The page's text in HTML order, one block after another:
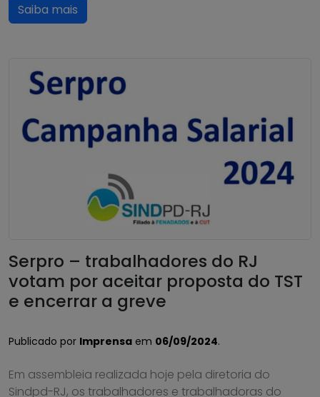
Saiba mais
Serpro – trabalhadores do RJ
votam por aceitar proposta do TST
e encerrar a greve
Publicado por Imprensa em 06/09/2024.
Em assembleia realizada hoje pela diretoria do
Sindpd-RJ, os trabalhadores e trabalhadoras do